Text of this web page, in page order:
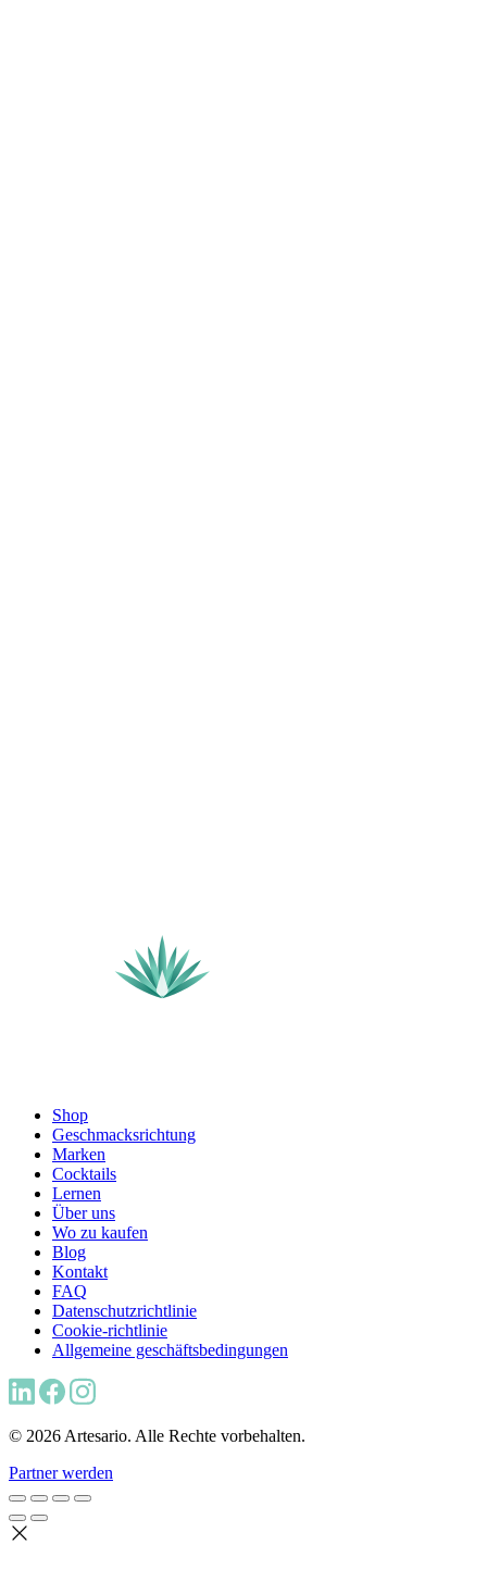
Shop
Geschmacksrichtung
Marken
Cocktails
Lernen
Über uns
Wo zu kaufen
Blog
Kontakt
FAQ
Datenschutzrichtlinie
Cookie-richtlinie
Allgemeine geschäftsbedingungen
© 2026 Artesario. Alle Rechte vorbehalten.
Partner werden